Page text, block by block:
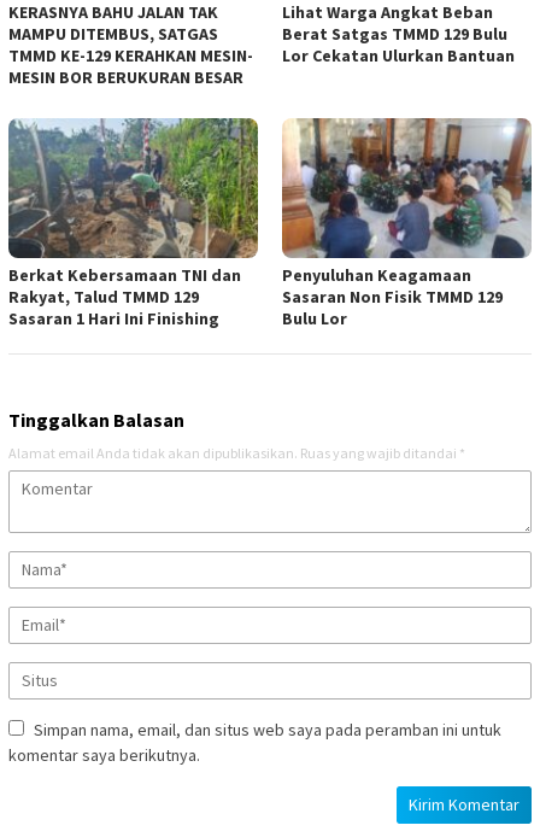
KERASNYA BAHU JALAN TAK
MAMPU DITEMBUS, SATGAS
TMMD KE-129 KERAHKAN MESIN-
MESIN BOR BERUKURAN BESAR
Lihat Warga Angkat Beban
Berat Satgas TMMD 129 Bulu
Lor Cekatan Ulurkan Bantuan
Berkat Kebersamaan TNI dan
Rakyat, Talud TMMD 129
Sasaran 1 Hari Ini Finishing
Penyuluhan Keagamaan
Sasaran Non Fisik TMMD 129
Bulu Lor
Tinggalkan Balasan
Alamat email Anda tidak akan dipublikasikan. Ruas yang wajib ditandai *
Simpan nama, email, dan situs web saya pada peramban ini untuk
komentar saya berikutnya.